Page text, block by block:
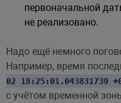
первоначальной
не реализовано.
Надо ещё немного
Например, время
02 18:25:01.043831739
с учётом временной